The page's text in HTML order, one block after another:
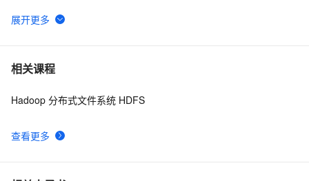
6 【Hadoop生态】HDFS入门,看完就懂
7 大数据||HDFS HA 设计
8 Shell遍历HDFS路径统计层级目录大小
9 文件存储HDFS版和数据库MySQL双向数据迁移
10
相关课程
查看更多
Hadoop 分布式文件系统 HDFS